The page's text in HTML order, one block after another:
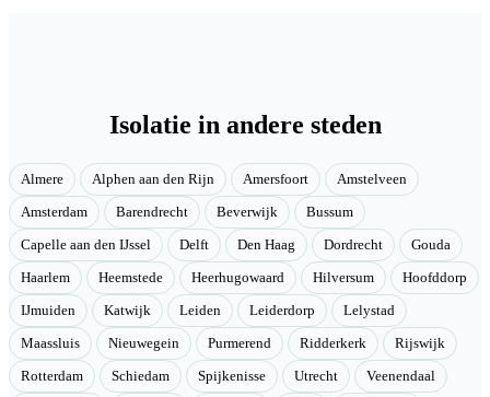
Isolatie in andere steden
Almere Alphen aan den Rijn Amersfoort Amstelveen
Amsterdam Barendrecht Beverwijk Bussum
Capelle aan den IJssel Delft Den Haag Dordrecht Gouda
Haarlem Heemstede Heerhugowaard Hilversum Hoofddorp
IJmuiden Katwijk Leiden Leiderdorp Lelystad
Maassluis Nieuwegein Purmerend Ridderkerk Rijswijk
Rotterdam Schiedam Spijkenisse Utrecht Veenendaal